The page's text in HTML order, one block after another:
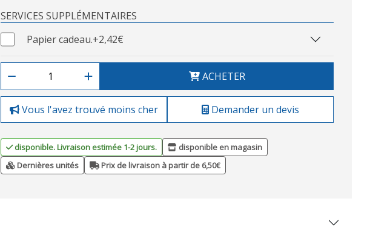
SERVICES SUPPLÉMENTAIRES
Papier cadeau.+2,42€
ACHETER
Vous l'avez trouvé moins cher Demander un devis
disponible. Livraison estimée 1-2 jours.
disponible en magasin
Dernières unités
Prix de livraison à partir de 6,50€